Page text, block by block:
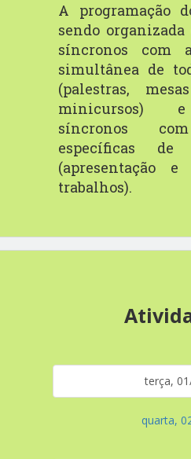
A programação
sendo
síncronos com
simultânea de
(palestras,
minicursos)
e
síncronos
com
específicas
de
(apresentação e
trabalhos).
terça,
quarta,